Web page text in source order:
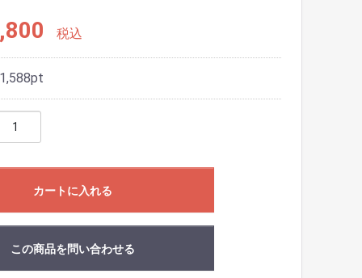
税込
pt
カートに入れる
この商品を問い合わせる